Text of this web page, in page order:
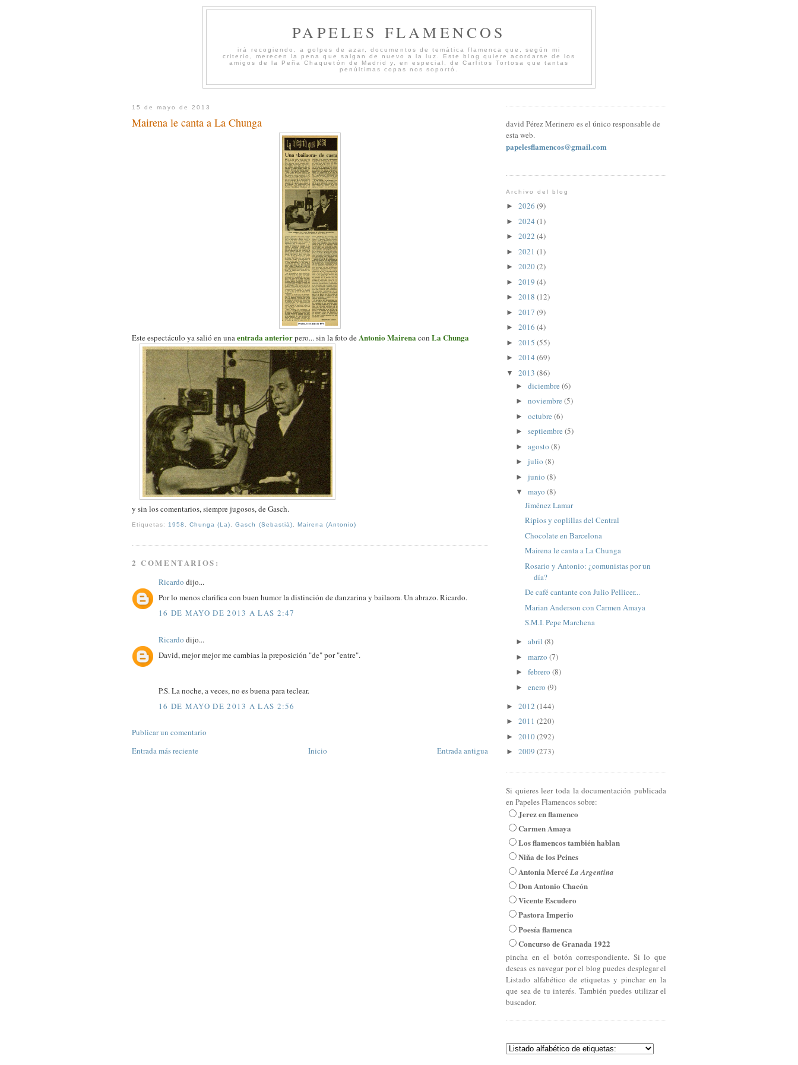
PAPELES FLAMENCOS
irá recogiendo, a golpes de azar, documentos de temática flamenca que, según mi
criterio, merecen la pena que salgan de nuevo a la luz. Este blog quiere acordarse de los
amigos de la Peña Chaquetón de Madrid y, en especial, de Carlitos Tortosa que tantas
penúltimas copas nos soportó.
15 de mayo de 2013
Mairena le canta a La Chunga
Este espectáculo ya salió en unaentrada anteriorpero... sin la foto deAntonio Mairena con La Chunga
y sin los comentarios, siempre jugosos, de Gasch.
Etiquetas: 1958 ,Chunga (La) ,Gasch (Sebastià) Mairena (Antonio)
2 COMENTARIOS:
Ricardo dijo...
Por lo menos clarifica con buen humor la distinción de danzarina y bailaora. Un abrazo. Ricardo.
16 DE MAYO DE 2013 A LAS 2:47
Ricardo dijo...
David, mejor mejor me cambias la preposición "de" por "entre".
P.S. La noche, a veces, no es buena para teclear.
16 DE MAYO DE 2013 A LAS 2:56
Publicar un comentario
Entrada más reciente
Entrada antigua
Inicio
david Pérez Merinero es el único responsable de
esta web.
papelesflamencos@gmail.com
Archivo del blog
► 2026 (9)
► 2024 (1)
► 2022 (4)
► 2021 (1)
► 2020(2)
► 2019 (4)
► 2018 (12)
► 2017 (9)
► 2016 (4)
► 2015 (55)
► 2014 (69)
▼ 2013 (86)
► diciembre (6)
► noviembre (5)
► octubre (6)
► septiembre (5)
► agosto (8)
► julio (8)
► junio (8)
▼ mayo (8)
Jiménez Lamar
Ripios y coplillas del Central
Chocolate en Barcelona
Mairena le canta a La Chunga
Rosario y Antonio: ¿comunistas por un
día?
De café cantante con Julio Pellicer...
Marian Anderson con Carmen Amaya
S.M.I. Pepe Marchena
► abril (8)
► marzo (7)
► febrero (8)
► enero (9)
► 2012 (144)
► 2011 (220)
► 2010(292)
► 2009 (273)
Si quieres leer toda la documentación publicada
en Papeles Flamencos sobre:
Jerez en flamenco
Carmen Amaya
Los flamencos también hablan
Niña de los Peines
Antonia MercéLa Argentina
Don Antonio Chacón
Vicente Escudero
Pastora Imperio
Poesía flamenca
Concurso de Granada 1922
pincha en el botón correspondiente. Si lo que
deseas es navegar por el blog puedes desplegar el
Listado alfabético de etiquetas y pinchar en la
que sea de tu interés. También puedes utilizar el
buscador.